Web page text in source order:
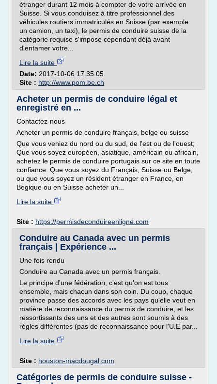
étranger durant 12 mois à compter de votre arrivée en
Suisse. Si vous conduisez à titre professionnel des
véhicules routiers immatriculés en Suisse (par exemple
un camion, un taxi), le permis de conduire suisse de la
catégorie requise s'impose cependant déjà avant
d'entamer votre...
Lire la suite
Date: 2017-10-06 17:35:05
Site : http://www.pom.be.ch
Acheter un permis de conduire légal et
enregistré en ...
Contactez-nous
Acheter un permis de conduire français, belge ou suisse
Que vous veniez du nord ou du sud, de l'est ou de l'ouest;
Que vous soyez européen, asiatique, américain ou africain,
achetez le permis de conduire portugais sur ce site en toute
confiance. Que vous soyez du Français, Suisse ou Belge,
ou que vous soyez un résident étranger en France, en
Begique ou en Suisse acheter un...
Lire la suite
Site : https://permisdeconduireenligne.com
Conduire au Canada avec un permis
français | Expérience ...
Une fois rendu
Conduire au Canada avec un permis français.
Le principe d'une fédération, c'est qu'on est tous
ensemble, mais chacun dans son coin. Du coup, chaque
province passe des accords avec les pays qu'elle veut en
matière de reconnaissance du permis de conduire, et les
ressortissants des uns et des autres sont soumis à des
règles différentes (pas de reconnaissance pour l'U.E par...
Lire la suite
Site : houston-macdougal.com
Catégories de permis de conduire suisse -